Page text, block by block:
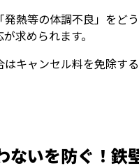
熱等の体調不良」をど
求められます。
はキャンセル料を免除
ないを防ぐ！